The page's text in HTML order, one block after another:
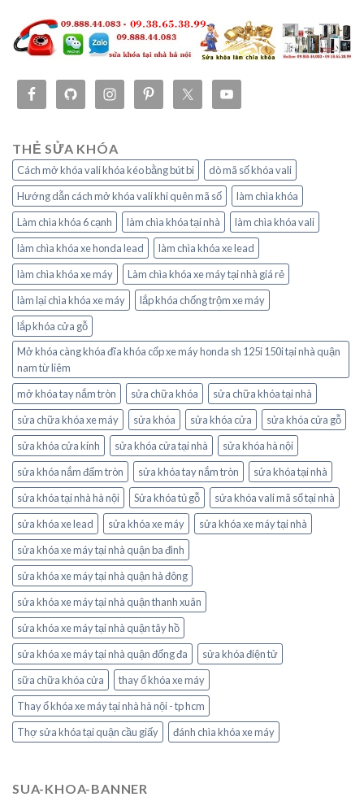
THẺ SỬA KHÓA
Cách mở khóa vali khóa kéo bằng bút bi
dò mã số khóa vali
Hướng dẫn cách mở khóa vali khi quên mã số
làm chìa khóa
Làm chìa khóa 6 cạnh
làm chìa khóa tại nhà
làm chìa khóa vali
làm chìa khóa xe honda lead
làm chìa khóa xe lead
làm chìa khóa xe máy
Làm chìa khóa xe máy tại nhà giá rẻ
làm lại chìa khóa xe máy
lắp khóa chống trộm xe máy
lắp khóa cửa gỗ
Mở khóa càng khóa đĩa khóa cốp xe máy honda sh 125i 150i tại nhà quận
nam từ liêm
mở khóa tay nắm tròn
sửa chữa khóa
sửa chữa khóa tại nhà
sửa chữa khóa xe máy
sửa khóa sửa khóa cửa
sửa khóa cửa gỗ
sửa khóa cửa kính
sửa khóa cửa tại nhà
sửa khóa hà nội
sửa khóa nắm đấm tròn
sửa khóa tay nắm tròn
sửa khóa tại nhà
sửa khóa tại nhà hà nội
Sửa khóa tủ gỗ
sửa khóa vali mã số tại nhà
sửa khóa xe lead
sửa khóa xe máy
sửa khóa xe máy tại nhà
sửa khóa xe máy tại nhà quận ba đình
sửa khóa xe máy tại nhà quận hà đông
sửa khóa xe máy tại nhà quận thanh xuân
sửa khóa xe máy tại nhà quận tây hồ
sửa khóa xe máy tại nhà quận đống đa
sửa khóa điện tử
sữa chữa khóa cửa
thay ổ khóa xe máy
Thay ổ khóa xe máy tại nhà hà nội - tp hcm
Thợ sửa khóa tại quận cầu giấy
đánh chìa khóa xe máy
SUA-KHOA-BANNER